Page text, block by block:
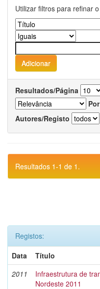
Utilizar filtros para refinar
Resultados/Página
Autores/Registo
Resultados 1-1 de 1.
Registos:
Data
Título
2011
Infraestrutura de
Nordeste 2011